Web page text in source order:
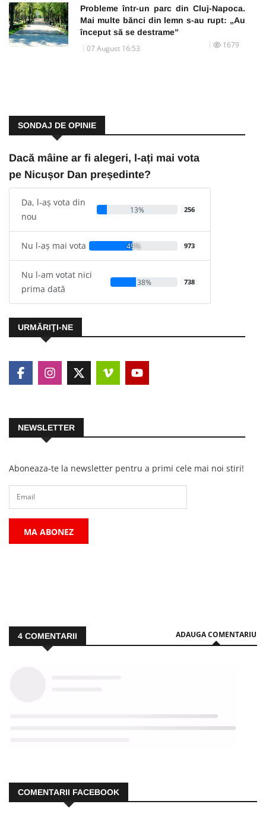
Probleme într-un parc din Cluj-Napoca.
Mai multe bănci din lemn s-au rupt: „Au
început să se destrame”
07 August 16:53 1679
SONDAJ DE OPINIE
Dacă mâine ar fi alegeri, l-ați mai vota
pe Nicușor Dan președinte?
Da, l-aș vota din
nou
13% 256
Nu l-aș mai vota 49% 973
Nu l-am votat nici
prima dată
38% 738
URMĂRIŢI-NE
NEWSLETTER
Aboneaza-te la newsletter pentru a primi cele mai noi stiri!
MA ABONEZ
4 COMENTARII ADAUGA COMENTARIU
COMENTARII FACEBOOK